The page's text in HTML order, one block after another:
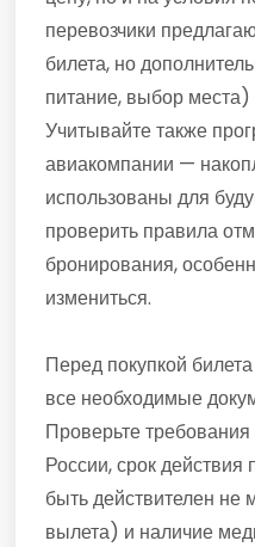
перевозчики
билета, но
питание, выбор места)
Учитывайте также
авиакомпании —
использованы для
проверить правила
бронирования,
измениться.
Перед покупкой
все необходимые
Проверьте
России, срок
быть действителен
вылета) и наличие